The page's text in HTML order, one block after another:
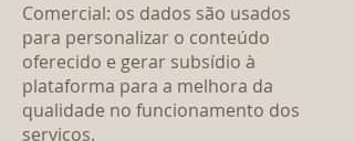
Comercial: os dados são usados
para personalizar o conteúdo
oferecido e gerar subsídio à
plataforma para a melhora da
qualidade no funcionamento dos
serviços.